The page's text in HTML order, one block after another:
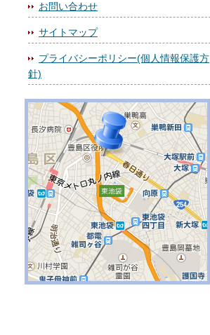
お問い合わせ
サイトマップ
プライバシーポリシー(個人情報保護方
針)